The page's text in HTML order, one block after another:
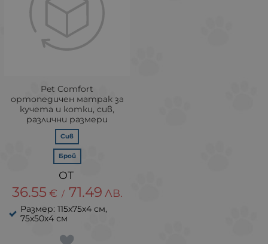
Pet Comfort
ортопедичен матрак за
кучета и котки, сив,
различни размери
Сив
Брой
36.55 € / 71.49 ЛВ.
Размер: 115х75х4 см,
75х50х4 см